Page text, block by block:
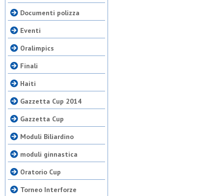
Documenti polizza
Eventi
Oralimpics
Finali
Haiti
Gazzetta Cup 2014
Gazzetta Cup
Moduli Biliardino
moduli ginnastica
Oratorio Cup
Torneo Interforze